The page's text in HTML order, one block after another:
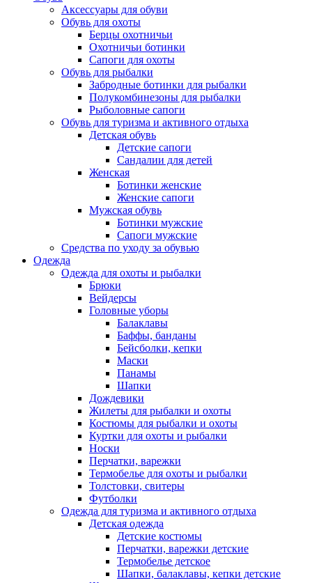
Аксессуары для обуви
Обувь для охоты
Берцы охотничьи
Охотничьи ботинки
Сапоги для охоты
Обувь для рыбалки
Забродные ботинки для рыбалки
Полукомбинезоны для рыбалки
Рыболовные сапоги
Обувь для туризма и активного отдыха
Детская обувь
Детские сапоги
Сандалии для детей
Женская
Ботинки женские
Женские сапоги
Мужская обувь
Ботинки мужские
Сапоги мужские
Средства по уходу за обувью
Одежда
Одежда для охоты и рыбалки
Брюки
Вейдерсы
Головные уборы
Балаклавы
Баффы, банданы
Бейсболки, кепки
Маски
Панамы
Шапки
Дождевики
Жилеты для рыбалки и охоты
Костюмы для рыбалки и охоты
Куртки для охоты и рыбалки
Носки
Перчатки, варежки
Термобелье для охоты и рыбалки
Толстовки, свитеры
Футболки
Одежда для туризма и активного отдыха
Детская одежда
Детские костюмы
Перчатки, варежки детские
Термобелье детское
Шапки, балаклавы, кепки детские